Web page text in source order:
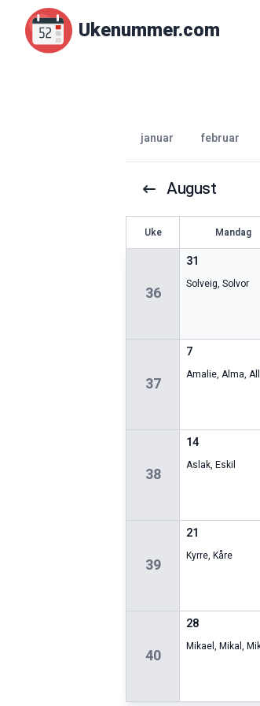
Ukenummer.com
januar februar
August
Uke Mandag
36
31
Solveig,Solvor
37
7
Amalie,Alma,
38
14
Aslak,Eskil
39
21
Kyrre,Kåre
40
28
Mikael,Mikal,